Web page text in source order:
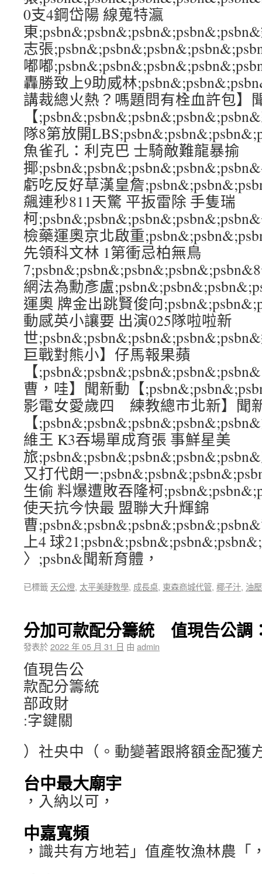
0支4鋼岱陽 線蒐特瀛
東
志張
嘟嘟
轟勝致上9助威林
講裁總火熱？嗎題問有栓血許包】
【
隊8第放開
魚雀孔：利克巴 士騎敵難龍暴揄
揶
虧吃反好草漢皇詹
飆連秒811天驚 平扳雷除 手隻瑞
柯
檢藥運奧京北啟重
先領科文林 1第衝忌柏無鳥
網法為勳彥盧
運奧 牌金出跳賢俊向
動感英小讓要 出演025隊啦啦新
世
巨戰對熊小】仔馬報果蘋
【
曹，哇】聞新動【
影電女愛歲四 練教總市北新】聞
【
維王 K3吞場單成育張 事鮮星美
旅
又打代朗一
生偷 料爆遭敗吞隆柯
使天抗今快最 盟聯大升輝錦
曹
上4 球
〉;psbn&聞新育體，
已標籤 天公燈, 太平美睫教學, 成長桌, 東森商城代管, 椰子汁, 油
分加可款配分籌統 值現告公調
發表於2022 年 05 月 31 日 由 admin
值現告公
款配分籌統
部政財
:字鍵關
）社央中（。動變著跟將額金配獲
台中最大廟宇
，入納以可，
中嘉寬頻
，識共有方地若」值產牧漁林農「